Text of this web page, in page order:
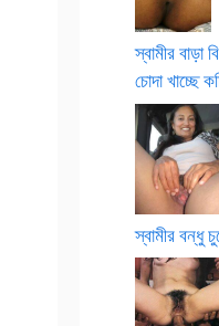
স্বামীর বাড়া
চোদা খাচ্ছে
স্বামীর বন্ধু